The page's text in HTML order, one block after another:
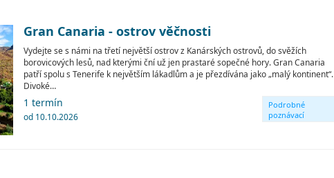
Gran Canaria - ostrov věčnosti
Vydejte se s námi na třetí největší ostrov z Kanárských ostrovů, do svěžích
borovicových lesů, nad kterými ční už jen prastaré sopečné hory. Gran Canaria
patří spolu s Tenerife k největším lákadlům a je přezdívána jako „malý kontinent“.
Divoké…
Podrobné
poznávací
1 termín
od 10.10.2026